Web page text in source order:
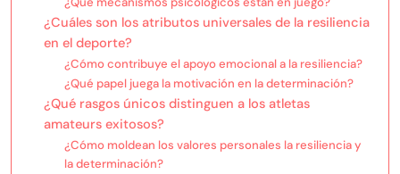
¿Cuáles son los atributos universales de la resiliencia
en el deporte?
¿Cómo contribuye el apoyo emocional a la resiliencia?
¿Qué papel juega la motivación en la determinación?
¿Qué rasgos únicos distinguen a los atletas
amateurs exitosos?
¿Cómo moldean los valores personales la resiliencia y
la determinación?